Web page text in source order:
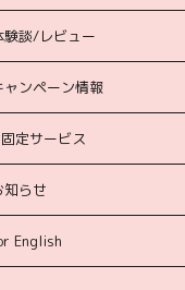
験談/レビュー
ャンペーン情報
固定サービス
知らせ
English